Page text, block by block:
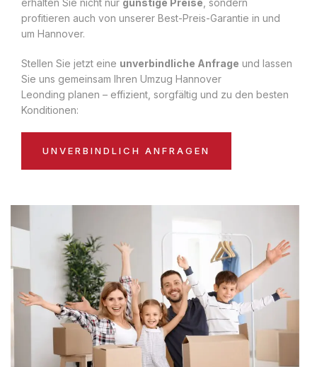
erhalten Sie nicht nur günstige Preise , sondern
profitieren auch von unserer Best-Preis-Garantie in und
um Hannover.
Stellen Sie jetzt eine unverbindliche Anfrage und lassen
Sie uns gemeinsam Ihren Umzug Hannover
Leonding planen – effizient, sorgfältig und zu den besten
Konditionen:
UNVERBINDLICH ANFRAGEN